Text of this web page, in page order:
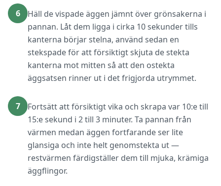
6
Häll de vispade äggen jämnt över grönsakerna i
pannan. Låt dem ligga i cirka 10 sekunder tills
kanterna börjar stelna, använd sedan en
stekspade för att försiktigt skjuta de stekta
kanterna mot mitten så att den ostekta
äggsatsen rinner ut i det frigjorda utrymmet.
7
Fortsätt att försiktigt vika och skrapa var 10:e till
15:e sekund i 2 till 3 minuter. Ta pannan från
värmen medan äggen fortfarande ser lite
glansiga och inte helt genomstekta ut —
restvärmen färdigställer dem till mjuka, krämiga
äggflingor.